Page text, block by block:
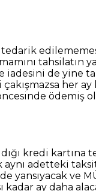
tahsilatın
iadesini de yine
her ay
ödemiş
kredi kartına
adetteki
yansıyacak ve
ay daha